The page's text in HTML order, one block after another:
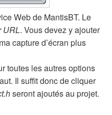
Web de MantisBT. Le
URL. Vous devez y ajouter
capture d’écran plus
toutes les autres options
Il suffit donc de cliquer
seront ajoutés au projet.